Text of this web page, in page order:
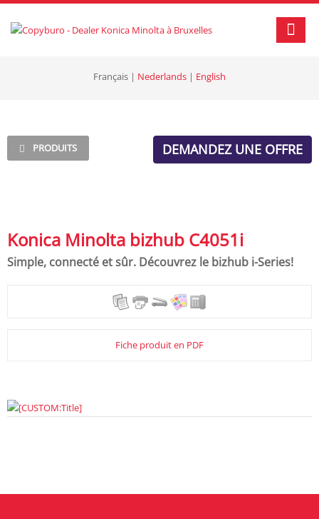
Français | Nederlands | English
PRODUITS DEMANDEZ UNE OFFRE
Konica Minolta bizhub C4051i
Simple, connecté et sûr. Découvrez le bizhub i-Series!
Fiche produit en PDF